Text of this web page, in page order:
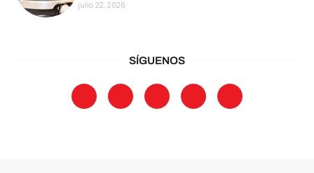
julio 22, 2026
SÍGUENOS